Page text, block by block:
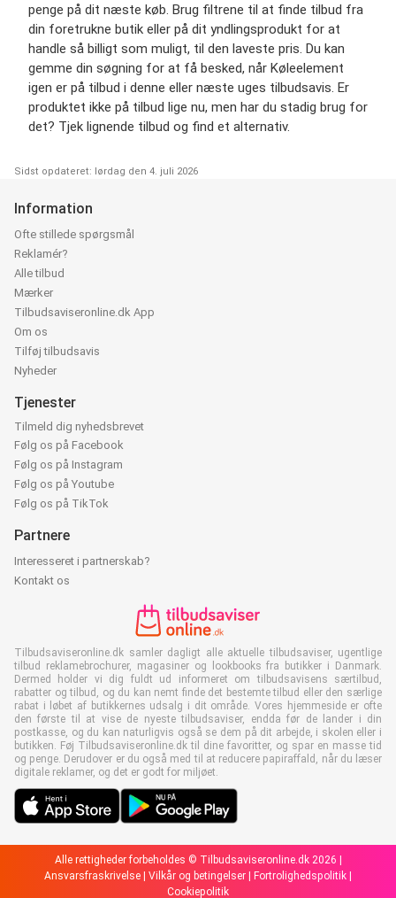
penge på dit næste køb. Brug filtrene til at finde tilbud fra
din foretrukne butik eller på dit yndlingsprodukt for at
handle så billigt som muligt, til den laveste pris. Du kan
gemme din søgning for at få besked, når Køleelement
igen er på tilbud i denne eller næste uges tilbudsavis. Er
produktet ikke på tilbud lige nu, men har du stadig brug for
det? Tjek lignende tilbud og find et alternativ.
Sidst opdateret: lørdag den 4. juli 2026
Information
Ofte stillede spørgsmål
Reklamér?
Alle tilbud
Mærker
Tilbudsaviseronline.dk App
Om os
Tilføj tilbudsavis
Nyheder
Tjenester
Tilmeld dig nyhedsbrevet
Følg os på Facebook
Følg os på Instagram
Følg os på Youtube
Følg os på TikTok
Partnere
Interesseret i partnerskab?
Kontakt os
Tilbudsaviseronline.dk samler dagligt alle aktuelle tilbudsaviser, ugentlige
tilbud reklamebrochurer, magasiner og lookbooks fra butikker i Danmark.
Dermed holder vi dig fuldt ud informeret om tilbudsavisens særtilbud,
rabatter og tilbud, og du kan nemt finde det bestemte tilbud eller den særlige
rabat i løbet af butikkernes udsalg i dit område. Vores hjemmeside er ofte
den første til at vise de nyeste tilbudsaviser, endda før de lander i din
postkasse, og du kan naturligvis også se dem på dit arbejde, i skolen eller i
butikken. Føj Tilbudsaviseronline.dk til dine favoritter, og spar en masse tid
og penge. Derudover er du også med til at reducere papiraffald, når du læser
digitale reklamer, og det er godt for miljøet.
Alle rettigheder forbeholdes © Tilbudsaviseronline.dk 2026 |
Ansvarsfraskrivelse
Vilkår og betingelser Fortrolighedspolitik
Cookiepolitik